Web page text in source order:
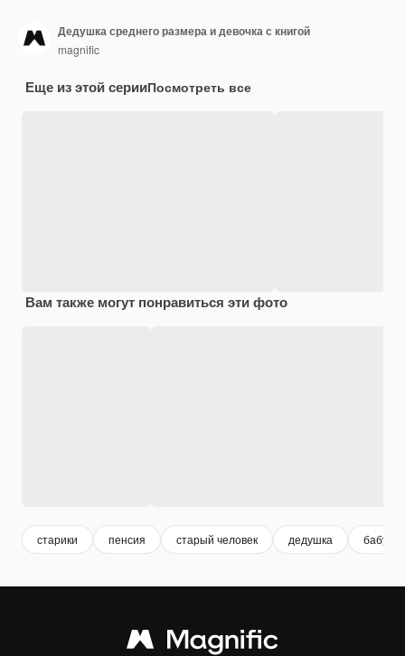
Дедушка среднего размера и девочка с книгой
magnific
Еще из этой серииПосмотреть все
Вам также могут понравиться эти фото
старики пенсия старый человек дедушка